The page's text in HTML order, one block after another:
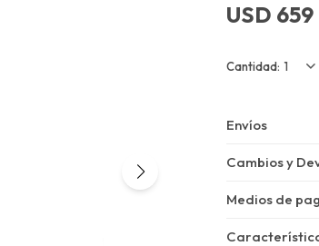
USD 659
1
Envíos
Cambios y
Medios de